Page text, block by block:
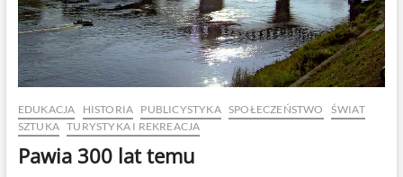
EDUKACJA HISTORIA PUBLICYSTYKA SPOŁECZEŃSTWO
ŚWIAT
SZTUKA TURYSTYKA I REKREACJA
Pawia 300 lat temu